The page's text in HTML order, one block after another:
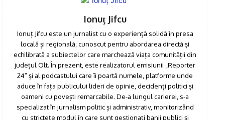
Click pe imagine
Ionuţ Jifcu
Ionuț Jifcu este un jurnalist cu o experiență solidă în presa
locală și regională, cunoscut pentru abordarea directă și
echilibrată a subiectelor care marchează viața comunității din
județul Olt. În prezent, este realizatorul emisiunii „Reporter
24” și al podcastului care îi poartă numele, platforme unde
aduce în fața publicului lideri de opinie, decidenți politici și
oameni cu povești remarcabile. De-a lungul carierei, s-a
specializat în jurnalism politic și administrativ, monitorizând
cu strictețe modul în care sunt gestionați banii publici și